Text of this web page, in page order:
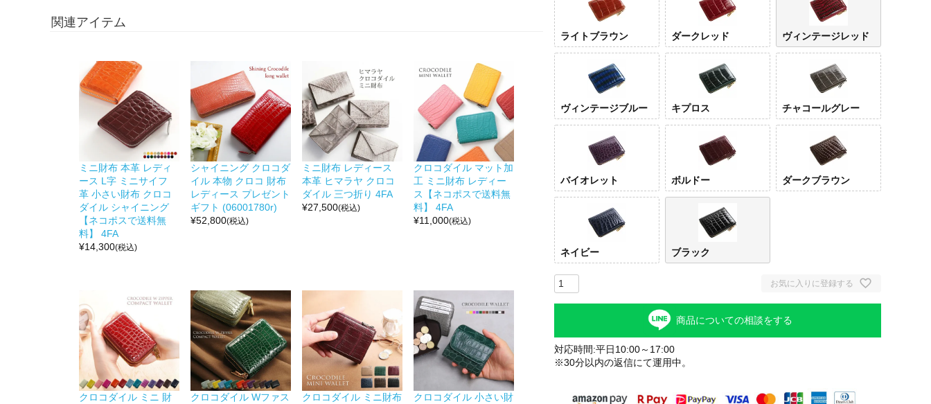
関連アイテム
ミニ財布 本革 レディ
ース L字 ミニサイフ
革 小さい財布 クロコ
ダイル シャイニング
【ネコポスで送料無
料】 4FA
¥14,300(税込)
シャイニング クロコダ
イル 本物 クロコ 財布
レディース プレゼント
ギフト (06001780r)
¥52,800(税込)
ミニ財布 レディース
本革 ヒマラヤ クロコ
ダイル 三つ折り 4FA
¥27,500(税込)
クロコダイル マット加
工 ミニ財布 レディー
ス【ネコポスで送料無
料】 4FA
¥11,000(税込)
クロコダイル ミニ 財 クロコダイル Wファス クロコダイル ミニ財布 クロコダイル 小さい財
ライトブラウン ダークレッド ヴィンテージレッド
ヴィンテージブルー キプロス チャコールグレー
バイオレット ボルドー ダークブラウン
ネイビー ブラック
お気に入りに登録する
商品についての相談をする
対応時間:平日10:00～17:00
※30分以内の返信にて運用中。